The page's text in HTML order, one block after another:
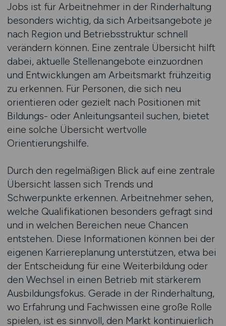
Jobs ist für Arbeitnehmer in der Rinderhaltung
besonders wichtig, da sich Arbeitsangebote je
nach Region und Betriebsstruktur schnell
verändern können. Eine zentrale Übersicht hilft
dabei, aktuelle Stellenangebote einzuordnen
und Entwicklungen am Arbeitsmarkt frühzeitig
zu erkennen. Für Personen, die sich neu
orientieren oder gezielt nach Positionen mit
Bildungs- oder Anleitungsanteil suchen, bietet
eine solche Übersicht wertvolle
Orientierungshilfe.
Durch den regelmäßigen Blick auf eine zentrale
Übersicht lassen sich Trends und
Schwerpunkte erkennen. Arbeitnehmer sehen,
welche Qualifikationen besonders gefragt sind
und in welchen Bereichen neue Chancen
entstehen. Diese Informationen können bei der
eigenen Karriereplanung unterstützen, etwa bei
der Entscheidung für eine Weiterbildung oder
den Wechsel in einen Betrieb mit stärkerem
Ausbildungsfokus. Gerade in der Rinderhaltung,
wo Erfahrung und Fachwissen eine große Rolle
spielen, ist es sinnvoll, den Markt kontinuierlich